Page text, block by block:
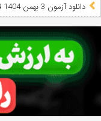
دانلود آزمون 3 بهمن 1404 قلمچی